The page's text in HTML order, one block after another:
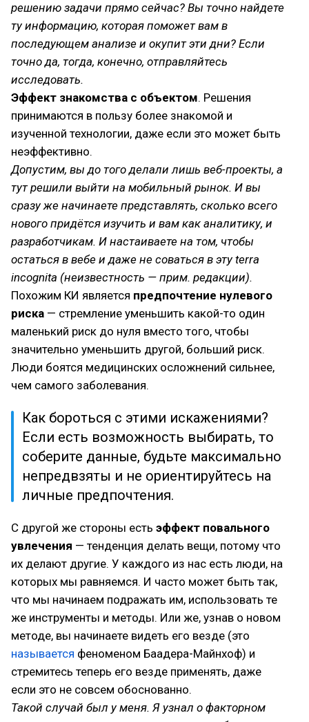
решению задачи прямо сейчас? Вы точно найдете
ту информацию, которая поможет вам в
последующем анализе и окупит эти дни? Если
точно да, тогда, конечно, отправляйтесь
исследовать.
Эффект знакомства с объектом. Решения
принимаются в пользу более знакомой и
изученной технологии, даже если это может быть
неэффективно.
Допустим, вы до того делали лишь веб-проекты, а
тут решили выйти на мобильный рынок. И вы
сразу же начинаете представлять, сколько всего
нового придётся изучить и вам как аналитику, и
разработчикам. И настаиваете на том, чтобы
остаться в вебе и даже не соваться в эту terra
incognita (неизвестность — прим. редакции).
Похожим КИ является предпочтение нулевого
риска — стремление уменьшить какой-то один
маленький риск до нуля вместо того, чтобы
значительно уменьшить другой, больший риск.
Люди боятся медицинских осложнений сильнее,
чем самого заболевания.
Как бороться с этими искажениями?
Если есть возможность выбирать, то
соберите данные, будьте максимально
непредвзяты и не ориентируйтесь на
личные предпочтения.
С другой же стороны есть эффект повального
увлечения — тенденция делать вещи, потому что
их делают другие. У каждого из нас есть люди, на
которых мы равняемся. И часто может быть так,
что мы начинаем подражать им, использовать те
же инструменты и методы. Или же, узнав о новом
методе, вы начинаете видеть его везде (это
называется феноменом Баадера-Майнхоф) и
стремитесь теперь его везде применять, даже
если это не совсем обоснованно.
Такой случай был у меня. Я узнал о факторном